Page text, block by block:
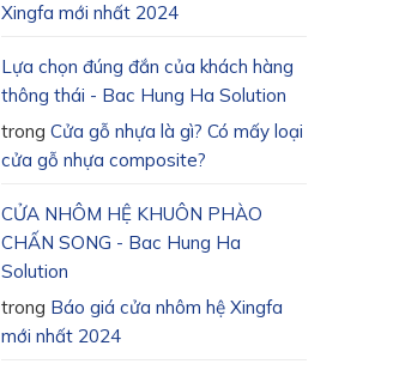
Xingfa mới nhất 2024
Lựa chọn đúng đắn của khách hàng
thông thái - Bac Hung Ha Solution
trong Cửa gỗ nhựa là gì? Có mấy loại
cửa gỗ nhựa composite?
CỬA NHÔM HỆ KHUÔN PHÀO
CHẤN SONG - Bac Hung Ha
Solution
trong Báo giá cửa nhôm hệ Xingfa
mới nhất 2024